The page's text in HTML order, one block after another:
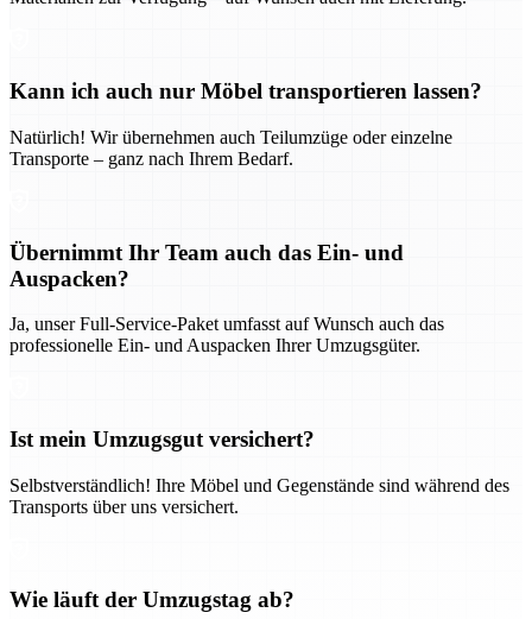
Kann ich auch nur Möbel transportieren lassen?
Natürlich! Wir übernehmen auch Teilumzüge oder einzelne
Transporte – ganz nach Ihrem Bedarf.
Übernimmt Ihr Team auch das Ein- und
Auspacken?
Ja, unser Full-Service-Paket umfasst auf Wunsch auch das
professionelle Ein- und Auspacken Ihrer Umzugsgüter.
Ist mein Umzugsgut versichert?
Selbstverständlich! Ihre Möbel und Gegenstände sind während des
Transports über uns versichert.
Wie läuft der Umzugstag ab?